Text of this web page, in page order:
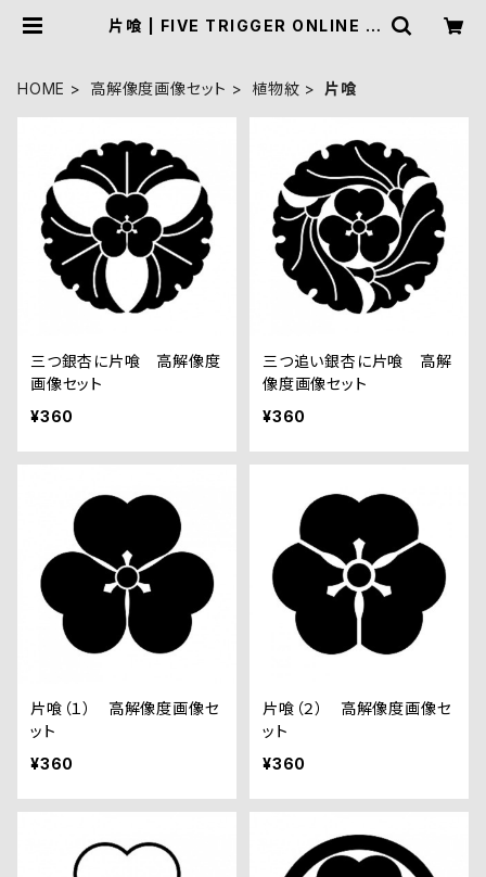
片喰 | FIVE TRIGGER ONLINE S
HOME 高解像度画像セット 植物紋 片喰
三つ銀杏に片喰 高解像度
画像セット
¥360
三つ追い銀杏に片喰 高解
像度画像セット
¥360
片喰（１） 高解像度画像セ
ット
¥360
片喰（２） 高解像度画像セ
ット
¥360